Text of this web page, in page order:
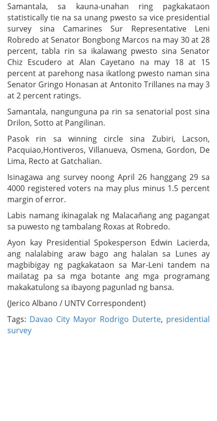
Samantala, sa kauna-unahan ring pagkakataon
statistically tie na sa unang pwesto sa vice presidential
survey sina Camarines Sur Representative Leni
Robredo at Senator Bongbong Marcos na may 30 at 28
percent, tabla rin sa ikalawang pwesto sina Senator
Chiz Escudero at Alan Cayetano na may 18 at 15
percent at parehong nasa ikatlong pwesto naman sina
Senator Gringo Honasan at Antonito Trillanes na may 3
at 2 percent ratings.
Samantala, nangunguna pa rin sa senatorial post sina
Drilon, Sotto at Pangilinan.
Pasok rin sa winning circle sina Zubiri, Lacson,
Pacquiao,Hontiveros, Villanueva, Osmena, Gordon, De
Lima, Recto at Gatchalian.
Isinagawa ang survey noong April 26 hanggang 29 sa
4000 registered voters na may plus minus 1.5 percent
margin of error.
Labis namang ikinagalak ng Malacañang ang pagangat
sa puwesto ng tambalang Roxas at Robredo.
Ayon kay Presidential Spokesperson Edwin Lacierda,
ang nalalabing araw bago ang halalan sa Lunes ay
magbibigay ng pagkakataon sa Mar-Leni tandem na
mailatag pa sa mga botante ang mga programang
makakatulong sa ibayong pagunlad ng bansa.
(Jerico Albano / UNTV Correspondent)
Tags: Davao City Mayor Rodrigo Duterte, presidential
survey